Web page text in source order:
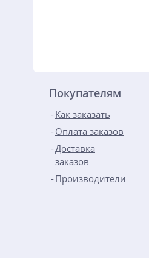
Покупателям
Как заказать
Оплата заказов
Доставка
заказов
Производители